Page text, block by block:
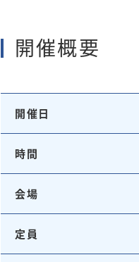
開催概要
開催日
時間
会場
定員